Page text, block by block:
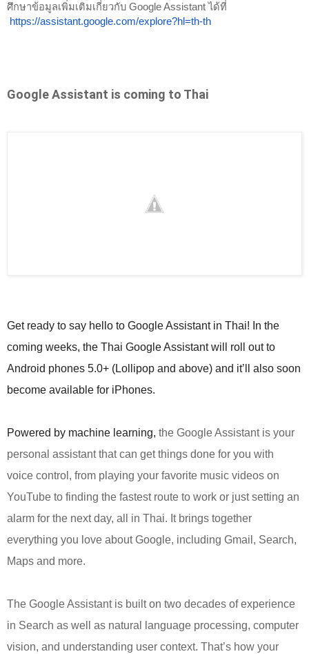
ศึกษาข้อมูลเพิ่มเติมเกี่ยวกับ Google Assistant ได้ที่
https://assistant.google.com/explore?hl=th-th
Google Assistant is coming to Thai
Get ready to say hello to Google Assistant in Thai! In the
coming weeks, the Thai Google Assistant will roll out to
Android phones 5.0+ (Lollipop and above) and it’ll also soon
become available for iPhones.
Powered by machine learning, the Google Assistant is your
personal assistant that can get things done for you with
voice control, from playing your favorite music videos on
YouTube to finding the fastest route to work or just setting an
alarm for the next day, all in Thai. It brings together
everything you love about Google, including Gmail, Search,
Maps and more.
The Google Assistant is built on two decades of experience
in Search as well as natural language processing, computer
vision, and understanding user context. That’s how your